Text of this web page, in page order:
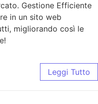
Gestione Efficiente
in un sito web
migliorando così le
Leggi Tutto